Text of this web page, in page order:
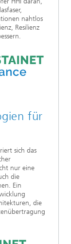
nahtlos
Resilienz
für
sich das
nur eine
die
Ein
die